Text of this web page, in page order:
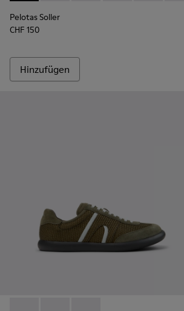
Pelotas Soller
CHF 150
Hinzufügen